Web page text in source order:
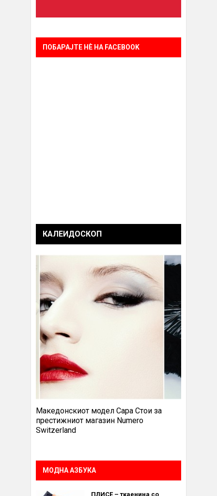
ПОБАРАЈТЕ НÈ НА FACEBOOK
КАЛЕИДОСКОП
Македонскиот модел Сара Стои за
престижниот магазин Numero
Switzerland
МОДНА АЗБУКА
ПЛИСЕ – ткаенина со